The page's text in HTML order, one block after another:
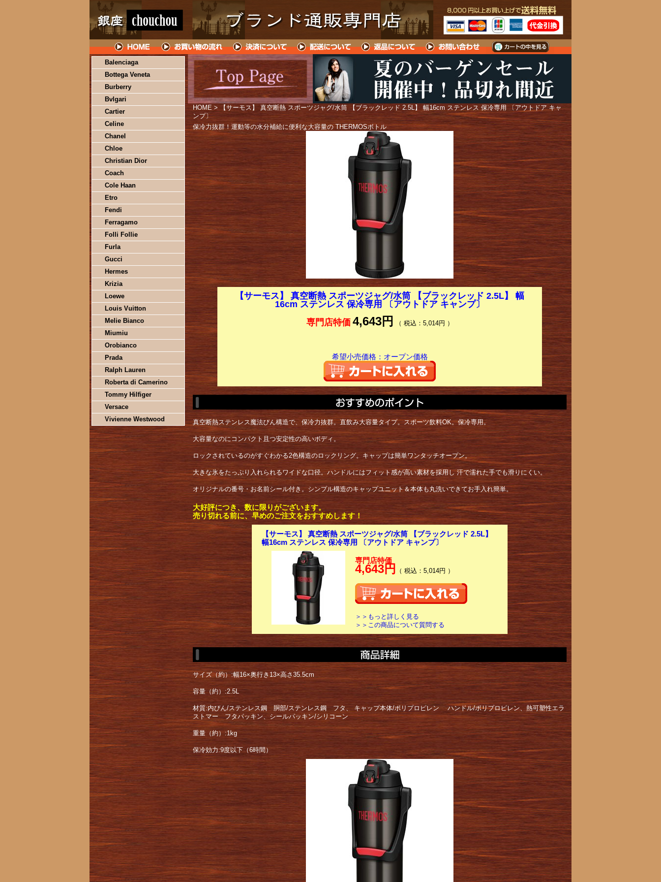
Balenciaga
Bottega Veneta
Burberry
Bvlgari
Cartier
Celine
Chanel
Chloe
Christian Dior
Coach
Cole Haan
Etro
Fendi
Ferragamo
Folli Follie
Furla
Gucci
Hermes
Krizia
Loewe
Louis Vuitton
Melie Bianco
Miumiu
Orobianco
Prada
Ralph Lauren
Roberta di Camerino
Tommy Hilfiger
Versace
Vivienne Westwood
HOME > 【サーモス】 真空断熱 スポーツジャグ/水筒 【ブラックレッド 2.5L】 幅16cm ステンレス 保冷専用 〔アウトドア キャ
ンプ〕
保冷力抜群！運動等の水分補給に便利な大容量の THERMOSボトル
【サーモス】 真空断熱 スポーツジャグ/水筒 【ブラックレッド 2.5L】 幅
16cm ステンレス 保冷専用 〔アウトドア キャンプ〕
専門店特価 4,643円 （ 税込：5,014円 ）
希望小売価格：オープン価格
真空断熱ステンレス魔法びん構造で、保冷力抜群。直飲み大容量タイプ。スポーツ飲料OK。保冷専用。
大容量なのにコンパクト且つ安定性の高いボディ。
ロックされているのがすぐわかる2色構造のロックリング。キャップは簡単ワンタッチオープン。
大きな氷をたっぷり入れられるワイドな口径。ハンドルにはフィット感が高い素材を採用し 汗で濡れた手でも滑りにくい。
オリジナルの番号・お名前シール付き。シンプル構造のキャップユニット＆本体も丸洗いできてお手入れ簡単。
大好評につき、数に限りがございます。
売り切れる前に、早めのご注文をおすすめします！
【サーモス】 真空断熱 スポーツジャグ/水筒 【ブラックレッド 2.5L】
幅16cm ステンレス 保冷専用 〔アウトドア キャンプ〕
専門店特価
4,643円 （ 税込：5,014円 ）
＞＞もっと詳しく見る
＞＞この商品について質問する
サイズ（約）:幅16×奥行き13×高さ35.5cm
容量（約）:2.5L
材質:内びん/ステンレス鋼 胴部/ステンレス鋼 フタ、 キャップ本体/ポリプロピレン ハンドル/ポリプロピレン、熱可塑性エラ
ストマー フタパッキン、シールパッキン/シリコーン
重量（約）:1kg
保冷効力:9度以下（6時間）